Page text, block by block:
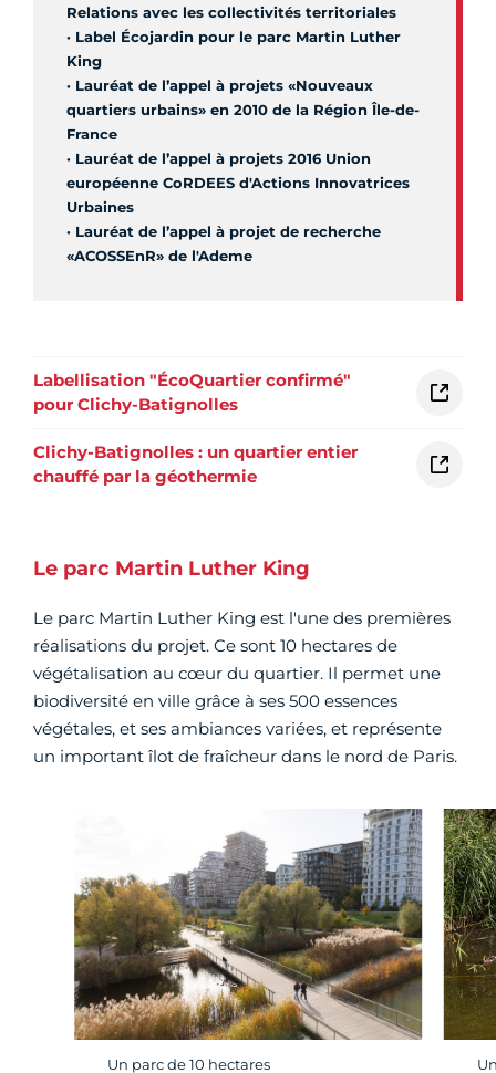
Relations avec les collectivités territoriales
· Label Écojardin pour le parc Martin Luther
King
· Lauréat de l’appel à projets «Nouveaux
quartiers urbains» en 2010 de la Région Île-de-
France
· Lauréat de l’appel à projets 2016 Union
européenne CoRDEES d'Actions Innovatrices
Urbaines
· Lauréat de l’appel à projet de recherche
«ACOSSEnR» de l'Ademe
Labellisation "ÉcoQuartier confirmé"
pour Clichy-Batignolles
Clichy-Batignolles : un quartier entier
chauffé par la géothermie
Le parc Martin Luther King
Le parc Martin Luther King est l'une des premières
réalisations du projet. Ce sont 10 hectares de
végétalisation au cœur du quartier. Il permet une
biodiversité en ville grâce à ses 500 essences
végétales, et ses ambiances variées, et représente
un important îlot de fraîcheur dans le nord de Paris.
Un parc de 10 hectares